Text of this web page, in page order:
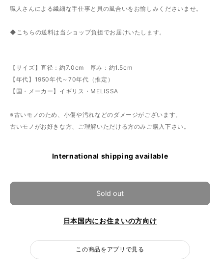
職人さんによる繊細な手仕事と貝の風合いをお愉しみくださいませ。
◆こちらの送料は当ショップ負担でお届けいたします。
【サイズ】直径：約7.0cm 厚み：約1.5cm
【年代】1950年代～70年代（推定）
【国・メーカー】イギリス・MELISSA
※古いモノのため、小傷や汚れなどのダメージがございます。
古いモノがお好きな方、ご理解いただける方のみご購入下さい。
International shipping available
Sold out
日本国内にお住まいの方向け
この商品をアプリで見る